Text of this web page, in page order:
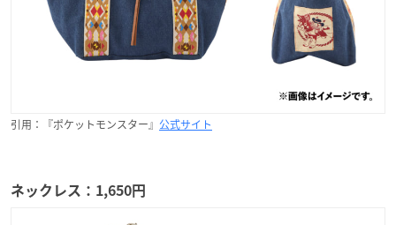
引用：『ポケットモンスター』 公式サイト
ネックレス：1,650円